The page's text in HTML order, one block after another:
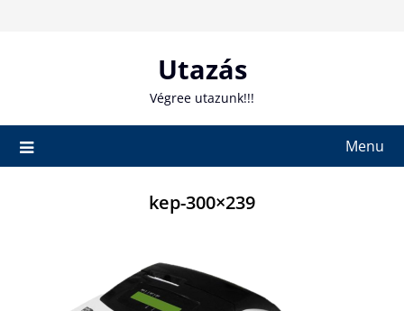
Utazás
Végree utazunk!!!
Menu
kep-300×239